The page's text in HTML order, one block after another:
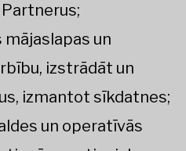
un
izstrādāt un
izmantot sīkdatnes;
un operatīvās